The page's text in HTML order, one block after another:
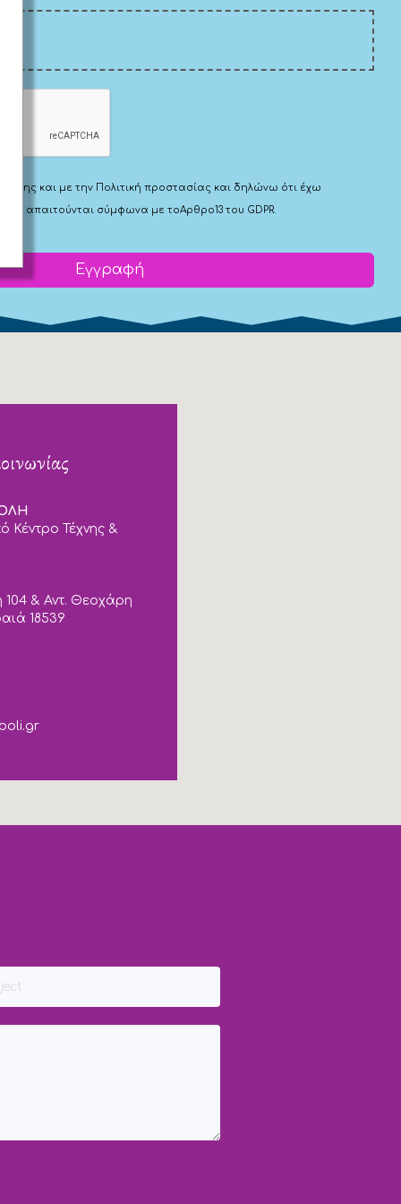
και με την Πολιτική προστασίας και δηλώνω ότι έχω
που απαιτούνται σύμφωνα με τοΑρθρο13 του GDPR.
Εγγραφή
Κέντρο Τέχνης &
104 & Αντ. Θεοχάρη
18539